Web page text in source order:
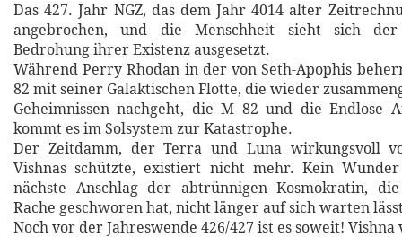
Das 427. Jahr NGZ, das dem Jahr 4014 alter
angebrochen, und die Menschheit sieht sich
Bedrohung ihrer Existenz ausgesetzt.
Während Perry Rhodan in der von Seth-Apophis
82 mit seiner Galaktischen Flotte, die wieder
Geheimnissen nachgeht, die M 82 und die Endlose
kommt es im Solsystem zur Katastrophe.
Der Zeitdamm, der Terra und Luna wirkungsvoll
Vishnas schützte, existiert nicht mehr. Kein
nächste Anschlag der abtrünnigen Kosmokratin,
Rache geschworen hat, nicht länger auf sich warten
Noch vor der Jahreswende 426/427 ist es soweit! Vishna